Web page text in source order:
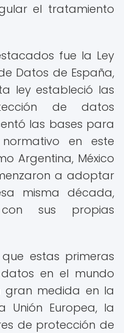
el tratamiento
fue la Ley
Datos de España,
ley estableció las
de datos
las bases para
en este
Argentina, México
a adoptar
misma década,
sus propias
estas primeras
en el mundo
gran medida en la
Unión Europea, la
de protección de